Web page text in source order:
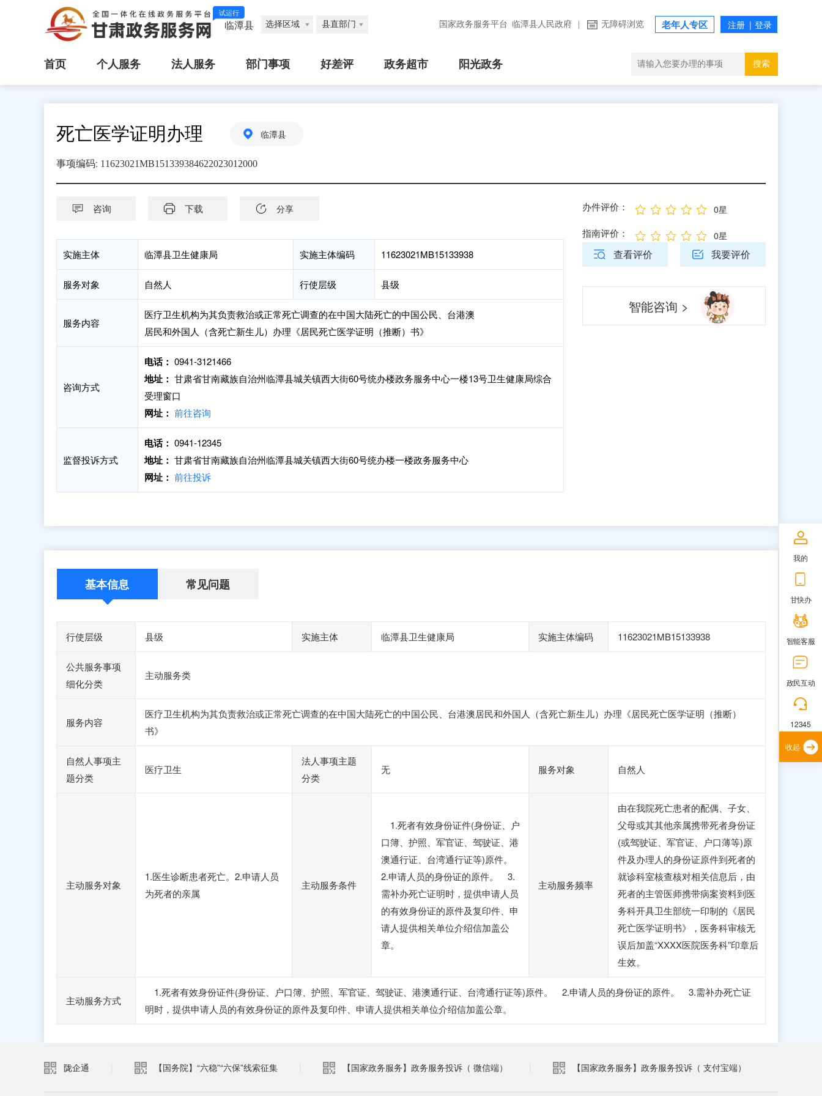
试运行
临潭县 选择区域 县直部门 国家政务服务平台 临潭县人民政府 无障碍浏览 老年人专区
首页 个人服务 法人服务 部门事项 好差评 政务超市 阳光政务 搜索
死亡医学证明办理 临潭县
事项编码: 11623021MB151339384622023012000
咨询 下载 分享
实施主体 临潭县卫生健康局 实施主体编码 11623021MB15133938
服务对象 自然人 行使层级 县级
服务内容
医疗卫生机构为其负责救治或正常死亡调查的在中国大陆死亡的中国公民、台港澳
居民和外国人（含死亡新生儿）办理《居民死亡医学证明（推断）书》
咨询方式
电话： 0941-3121466
地址： 甘肃省甘南藏族自治州临潭县城关镇西大街60号统办楼政务服务中心一楼13号卫生健康局综合
受理窗口
网址： 前往咨询
监督投诉方式
电话： 0941-12345
地址： 甘肃省甘南藏族自治州临潭县城关镇西大街60号统办楼一楼政务服务中心
网址： 前往投诉
办件评价： 0星
指南评价： 0星
查看评价 我要评价
智能咨询 >
基本信息 常见问题
行使层级 县级 实施主体 临潭县卫生健康局 实施主体编码 11623021MB15133938
公共服务事项
细化分类
主动服务类
服务内容
医疗卫生机构为其负责救治或正常死亡调查的在中国大陆死亡的中国公民、台港澳居民和外国人（含死亡新生儿）办理《居民死亡医学证明（推断）
书》
自然人事项主
题分类
医疗卫生
法人事项主题
分类
无 服务对象 自然人
主动服务对象
1.医生诊断患者死亡。2.申请人员
为死者的亲属
主动服务条件
1.死者有效身份证件(身份证、户
口簿、护照、军官证、驾驶证、港
澳通行证、台湾通行证等)原件。
2.申请人员的身份证的原件。 3.
需补办死亡证明时，提供申请人员
的有效身份证的原件及复印件、申
请人提供相关单位介绍信加盖公
章。
主动服务频率
由在我院死亡患者的配偶、子女、
父母或其其他亲属携带死者身份证
(或驾驶证、军官证、户口薄等)原
件及办理人的身份证原件到死者的
就诊科室核查核对相关信息后，由
死者的主管医师携带病案资料到医
务科开具卫生部统一印制的《居民
死亡医学证明书》，医务科审核无
误后加盖“XXXX医院医务科”印章后
生效。
主动服务方式
1.死者有效身份证件(身份证、户口簿、护照、军官证、驾驶证、港澳通行证、台湾通行证等)原件。 2.申请人员的身份证的原件。 3.需补办死亡证
明时，提供申请人员的有效身份证的原件及复印件、申请人提供相关单位介绍信加盖公章。
陇企通 【国务院】“六稳”“六保”线索征集 【国家政务服务】政务服务投诉（ 微信端） 【国家政务服务】政务服务投诉（ 支付宝端）
我的
甘快办
智能客服
政民互动
12345
收起